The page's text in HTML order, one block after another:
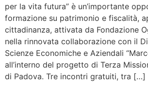
per la vita futura” è un’importante
formazione su patrimonio e fiscalità,
cittadinanza, attivata da Fondazione
nella rinnovata collaborazione con il
Scienze Economiche e Aziendali
all’interno del progetto di Terza
di Padova. Tre incontri gratuiti, tra […]